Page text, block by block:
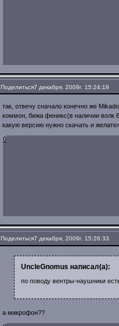
Поделиться7 декабря, 2009г. 15:24:19
так, отвечу сначало конечно же
коммон, бижа феникс(в наличии волк
какую версию нужно скачать и
0
Поделиться7 декабря, 2009г. 15:26:33
UncleGnomus написал(а):
по поводу вентры-наушники
а микрофон??